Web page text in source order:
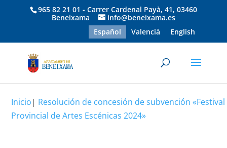
965 82 21 01 - Carrer Cardenal Payà, 41, 03460
Beneixama
info@beneixama.es
Español
Valencià English
Inicio| Resolución de concesión de subvención «Festival
Provincial de Artes Escénicas 2024»